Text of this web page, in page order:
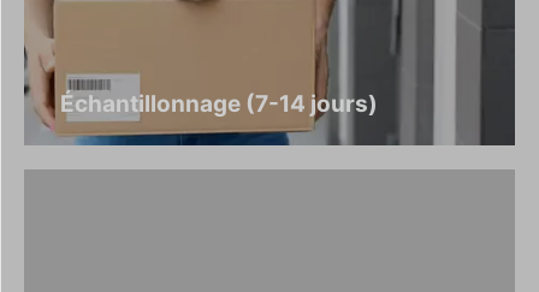
Échantillonnage (7-14 jours)